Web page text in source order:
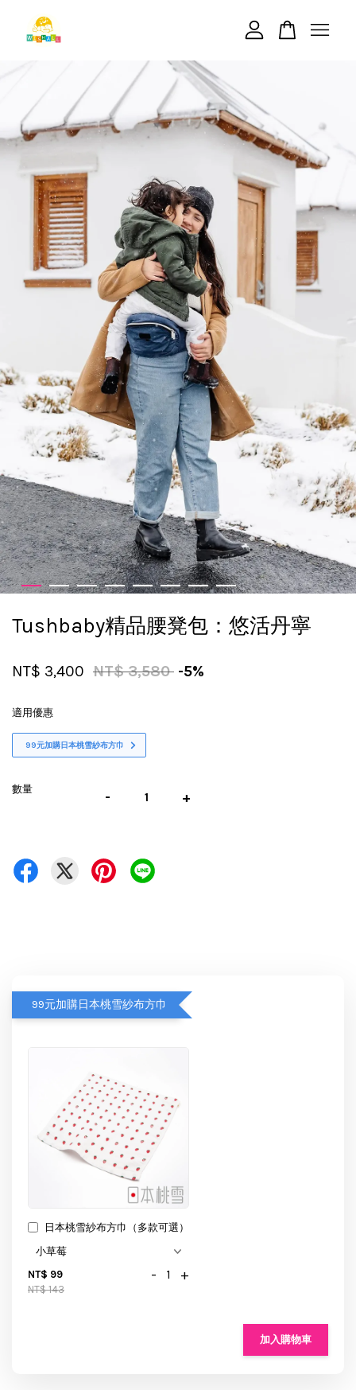
Tushbaby精品腰凳包：悠活丹寧
NT$ 3,400 NT$ 3,580 -5%
適用優惠
99元加購日本桃雪紗布方巾
數量 - +
99元加購日本桃雪紗布方巾
日本桃雪紗布方巾（多款可選）
NT$ 99
NT$ 143
- +
加入購物車
您的購物車目前還是空的。
繼續購物